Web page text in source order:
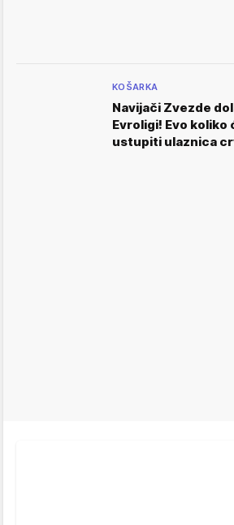
KOŠARKA
Navijači Zvezde
Evroligi! Evo koliko
ustupiti ulaznica